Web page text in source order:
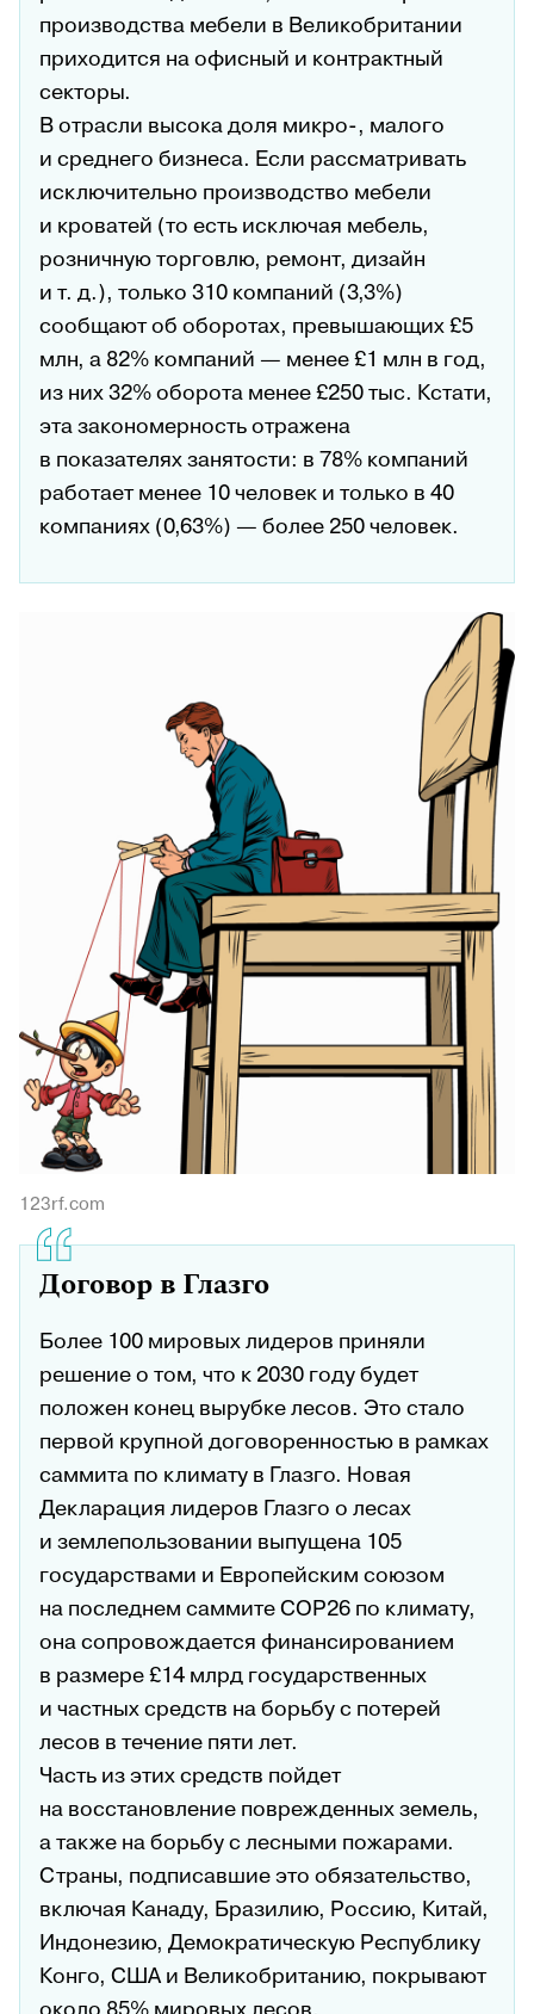
производства мебели в Великобритании
приходится на офисный и контрактный
секторы.
В отрасли высока доля микро-, малого
и среднего бизнеса. Если рассматривать
исключительно производство мебели
и кроватей (то есть исключая мебель,
розничную торговлю, ремонт, дизайн
и т. д.), только 310 компаний (3,3%)
сообщают об оборотах, превышающих £5
млн, а 82% компаний — менее £1 млн в год,
из них 32% оборота менее £250 тыс. Кстати,
эта закономерность отражена
в показателях занятости: в 78% компаний
работает менее 10 человек и только в 40
компаниях (0,63%) — более 250 человек.
123rf.com
Договор в Глазго
Более 100 мировых лидеров приняли
решение о том, что к 2030 году будет
положен конец вырубке лесов. Это стало
первой крупной договоренностью в рамках
саммита по климату в Глазго. Новая
Декларация лидеров Глазго о лесах
и землепользовании выпущена 105
государствами и Европейским союзом
на последнем саммите COP26 по климату,
она сопровождается финансированием
в размере £14 млрд государственных
и частных средств на борьбу с потерей
лесов в течение пяти лет.
Часть из этих средств пойдет
на восстановление поврежденных земель,
а также на борьбу с лесными пожарами.
Страны, подписавшие это обязательство,
включая Канаду, Бразилию, Россию, Китай,
Индонезию, Демократическую Республику
Конго, США и Великобританию, покрывают